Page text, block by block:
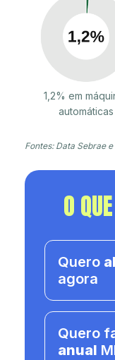
1,2% em
automáticas
Fontes: Data Sebrae e
O
Quero
agora
Quero
anual